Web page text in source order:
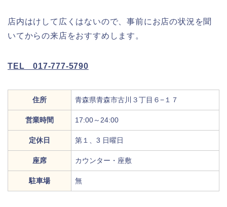
店内はけして広くはないので、事前にお店の状況を聞
いてからの来店をおすすめします。
TEL 017-777-5790
住所 青森県青森市古川３丁目６−１７
営業時間 17:00～24:00
定休日 第１、3 日曜日
座席 カウンター・座敷
駐車場 無